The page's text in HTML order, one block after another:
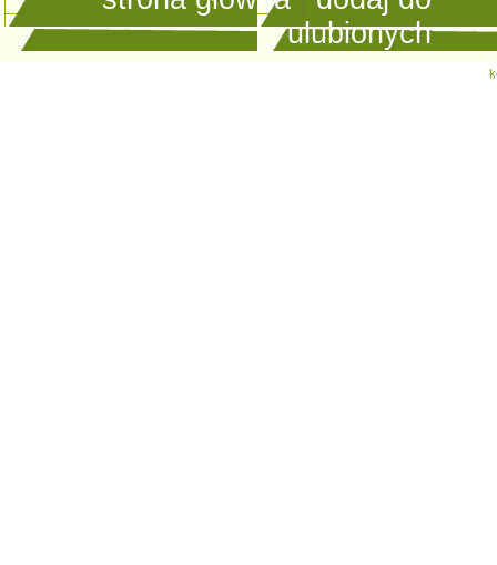
ulubionych